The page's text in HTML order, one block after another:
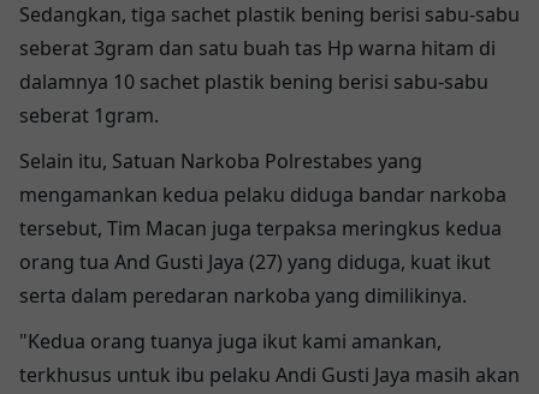
Sedangkan, tiga sachet plastik bening berisi sabu-sabu
seberat 3gram dan satu buah tas Hp warna hitam di
dalamnya 10 sachet plastik bening berisi sabu-sabu
seberat 1gram.
Selain itu, Satuan Narkoba Polrestabes yang
mengamankan kedua pelaku diduga bandar narkoba
tersebut, Tim Macan juga terpaksa meringkus kedua
orang tua And Gusti Jaya (27) yang diduga, kuat ikut
serta dalam peredaran narkoba yang dimilikinya.
"Kedua orang tuanya juga ikut kami amankan,
terkhusus untuk ibu pelaku Andi Gusti Jaya masih akan